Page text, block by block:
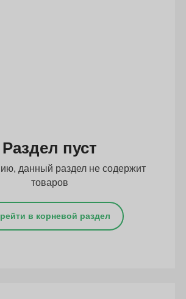
Раздел пуст
данный раздел не содержит
товаров
в корневой раздел